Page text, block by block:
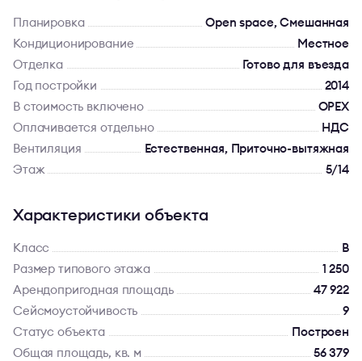
Планировка
Open space, Смешанная
Кондиционирование
Местное
Отделка
Готово для въезда
Год постройки
2014
В стоимость включено
OPEX
Оплачивается отдельно
НДС
Вентиляция
Естественная, Приточно-вытяжная
Этаж
5/14
Характеристики объекта
Класс
B
Размер типового этажа
1 250
Арендопригодная площадь
47 922
Сейсмоустойчивость
9
Статус объекта
Построен
Общая площадь, кв. м
56 379